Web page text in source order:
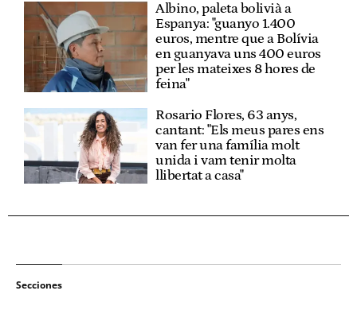
Albino, paleta bolivià a
Espanya: "guanyo 1.400
euros, mentre que a Bolívia
en guanyava uns 400 euros
per les mateixes 8 hores de
feina"
Rosario Flores, 63 anys,
cantant: "Els meus pares ens
van fer una família molt
unida i vam tenir molta
llibertat a casa"
Secciones